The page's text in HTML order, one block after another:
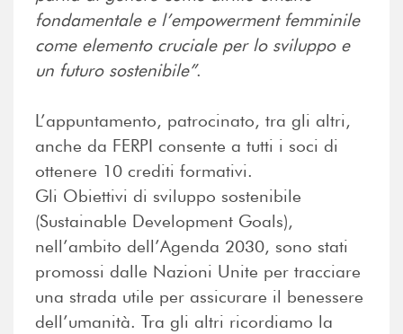
fondamentale e l’empowerment femminile
come elemento cruciale per lo sviluppo e
un futuro sostenibile”.
L’appuntamento, patrocinato, tra gli altri,
anche da FERPI consente a tutti i soci di
ottenere 10 crediti formativi.
Gli Obiettivi di sviluppo sostenibile
(Sustainable Development Goals),
nell’ambito dell’Agenda 2030, sono stati
promossi dalle Nazioni Unite per tracciare
una strada utile per assicurare il benessere
dell’umanità. Tra gli altri ricordiamo la